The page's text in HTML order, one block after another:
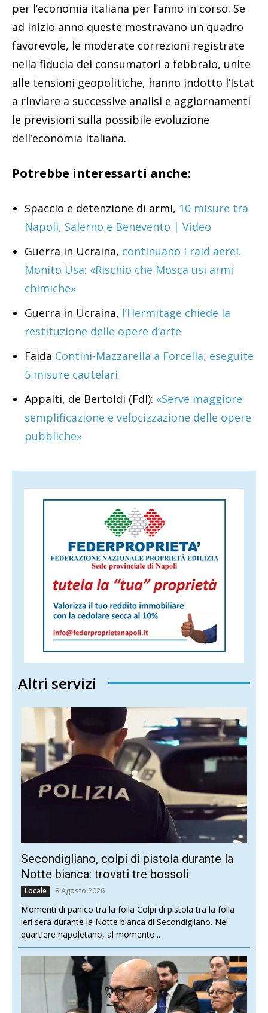
per l’economia italiana per l’anno in corso. Se
ad inizio anno queste mostravano un quadro
favorevole, le moderate correzioni registrate
nella fiducia dei consumatori a febbraio, unite
alle tensioni geopolitiche, hanno indotto l’Istat
a rinviare a successive analisi e aggiornamenti
le previsioni sulla possibile evoluzione
dell’economia italiana.
Potrebbe interessarti anche:
Spaccio e detenzione di armi, 10 misure tra
Napoli, Salerno e Benevento | Video
Guerra in Ucraina, continuano i raid aerei.
Monito Usa: «Rischio che Mosca usi armi
chimiche»
Guerra in Ucraina, l’Hermitage chiede la
restituzione delle opere d’arte
Faida Contini-Mazzarella a Forcella, eseguite
5 misure cautelari
Appalti, de Bertoldi (FdI): «Serve maggiore
semplificazione e velocizzazione delle opere
pubbliche»
Altri servizi
Secondigliano, colpi di pistola durante la
Notte bianca: trovati tre bossoli
Locale 8 Agosto 2026
Momenti di panico tra la folla Colpi di pistola tra la folla
ieri sera durante la Notte bianca di Secondigliano. Nel
quartiere napoletano, al momento...